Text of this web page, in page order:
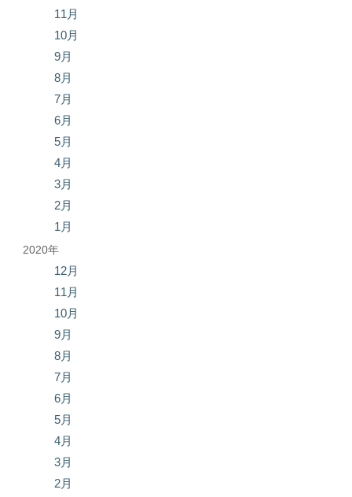
11月
10月
9月
8月
7月
6月
5月
4月
3月
2月
1月
2020年
12月
11月
10月
9月
8月
7月
6月
5月
4月
3月
2月